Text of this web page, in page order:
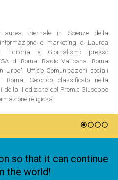
triennale in Scienze della
informazione e marketing e Laurea
Editoria e Giornalismo presso
di Roma. Radio Vaticana. Roma
Urbe". Ufficio Comunicazioni sociali
Roma. Secondo classificato nella
della II edizione del Premio Giuseppe
religiosa